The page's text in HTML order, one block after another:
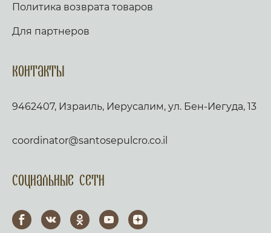
Политика возврата товаров
Для партнеров
Контакты
9462407, Израиль, Иерусалим, ул. Бен-Иегуда, 13
coordinator@santosepulcro.co.il
Социальные сети